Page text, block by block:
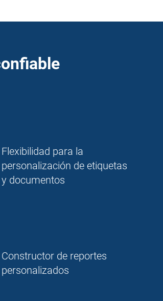
Flexibilidad para la
personalización de etiquetas
y documentos
Constructor de reportes
personalizados